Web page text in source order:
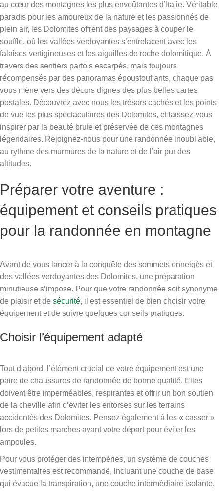
au cœur des montagnes les plus envoûtantes d’Italie. Véritable
paradis pour les amoureux de la nature et les passionnés de
plein air, les Dolomites offrent des paysages à couper le
souffle, où les vallées verdoyantes s’entrelacent avec les
falaises vertigineuses et les aiguilles de roche dolomitique. À
travers des sentiers parfois escarpés, mais toujours
récompensés par des panoramas époustouflants, chaque pas
vous mène vers des décors dignes des plus belles cartes
postales. Découvrez avec nous les trésors cachés et les points
de vue les plus spectaculaires des Dolomites, et laissez-vous
inspirer par la beauté brute et préservée de ces montagnes
légendaires. Rejoignez-nous pour une randonnée inoubliable,
au rythme des murmures de la nature et de l’air pur des
altitudes.
Préparer votre aventure :
équipement et conseils pratiques
pour la randonnée en montagne
Avant de vous lancer à la conquête des sommets enneigés et
des vallées verdoyantes des Dolomites, une préparation
minutieuse s’impose. Pour que votre randonnée soit synonyme
de plaisir et de sécurité, il est essentiel de bien choisir votre
équipement et de suivre quelques conseils pratiques.
Choisir l’équipement adapté
Tout d’abord, l’élément crucial de votre équipement est une
paire de chaussures de randonnée de bonne qualité. Elles
doivent être imperméables, respirantes et offrir un bon soutien
de la cheville afin d’éviter les entorses sur les terrains
accidentés des Dolomites. Pensez également à les « casser »
lors de petites marches avant votre départ pour éviter les
ampoules.
Pour vous protéger des intempéries, un système de couches
vestimentaires est recommandé, incluant une couche de base
qui évacue la transpiration, une couche intermédiaire isolante,